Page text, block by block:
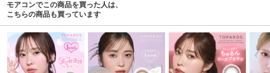
モアコンでこの商品を買った人は、
こちらの商品も買っています